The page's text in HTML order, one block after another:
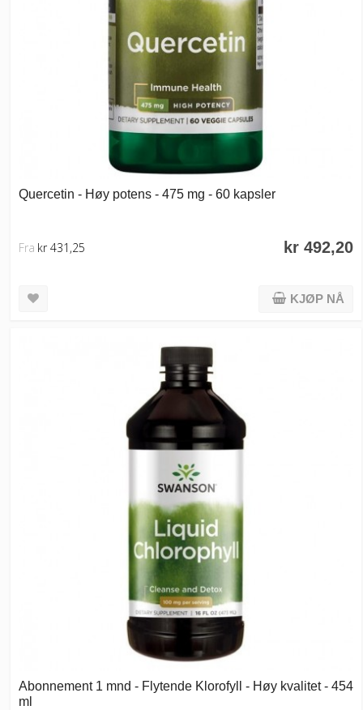
Quercetin - Høy potens - 475 mg - 60 kapsler
kr 492,20
Fra kr 431,25
KJØP NÅ
Abonnement 1 mnd - Flytende Klorofyll - Høy kvalitet - 454
ml